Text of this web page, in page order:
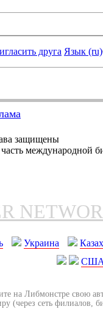
друга Язык (ru)
защищены
международной
Украина
США-
на Либмонстре свою
(через сеть филиалов,